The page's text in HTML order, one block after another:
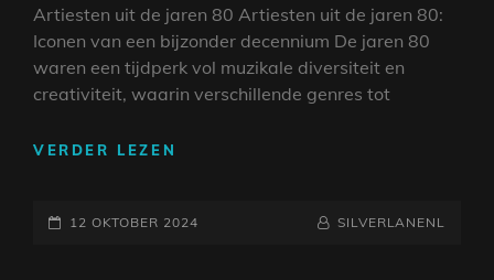
Artiesten uit de jaren 80 Artiesten uit de jaren 80:
Iconen van een bijzonder decennium De jaren 80
waren een tijdperk vol muzikale diversiteit en
creativiteit, waarin verschillende genres tot
VERDER LEZEN
DE
GEPLAATST
12 OKTOBER 2024 NAAMREGEL
BYLINE
SILVERLANENL